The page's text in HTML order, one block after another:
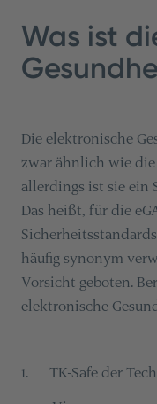
Was ist
Die elektronische
zwar ähnlich wie
allerdings ist sie ein
Das heißt, für die
häufig synonym
Vorsicht geboten.
elektronische
1.
TK-Safe der